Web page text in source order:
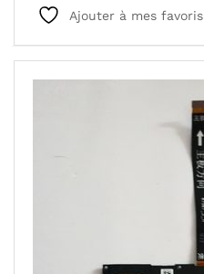
Ajouter à mes favoris